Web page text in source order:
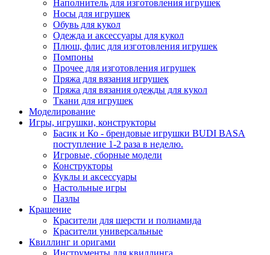
Наполнитель для изготовления игрушек
Носы для игрушек
Обувь для кукол
Одежда и аксессуары для кукол
Плюш, флис для изготовления игрушек
Помпоны
Прочее для изготовления игрушек
Пряжа для вязания игрушек
Пряжа для вязания одежды для кукол
Ткани для игрушек
Моделирование
Игры, игрушки, конструкторы
Басик и Ко - брендовые игрушки BUDI BASA
поступление 1-2 раза в неделю.
Игровые, сборные модели
Конструкторы
Куклы и аксессуары
Настольные игры
Пазлы
Крашение
Красители для шерсти и полиамида
Красители универсальные
Квиллинг и оригами
Инструменты для квиллинга